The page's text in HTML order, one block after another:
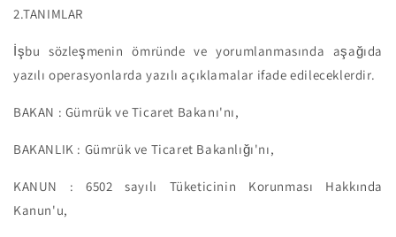
2.TANIMLAR
İşbu sözleşmenin ömründe ve yorumlanmasında aşağıda
yazılı operasyonlarda yazılı açıklamalar ifade edileceklerdir.
BAKAN : Gümrük ve Ticaret Bakanı'nı,
BAKANLIK : Gümrük ve Ticaret Bakanlığı'nı,
KANUN : 6502 sayılı Tüketicinin Korunması Hakkında
Kanun'u,